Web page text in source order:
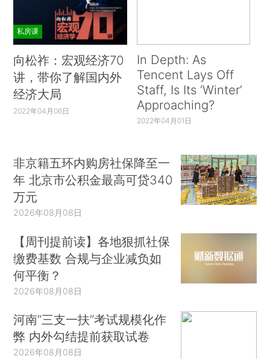
私房课
向松祚：宏观经济70
讲，带你了解国内外
经济大局
2022年04月06日
In Depth: As
Tencent Lays Off
Staff, Is Its ‘Winter’
Approaching?
2022年04月01日
非京籍五环内购房社保降至一
年 北京市公积金最高可贷340
万元
2026年08月08日
【周刊提前读】各地狠抓社保
缴费基数 合规与企业减负如
何平衡？
2026年08月08日
河南“三支一扶”考试规模化作
弊 内外勾结提前获取试卷
2026年08月08日